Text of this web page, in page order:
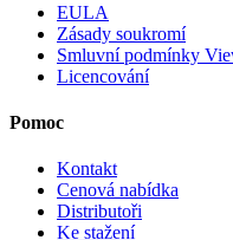
EULA
Zásady soukromí
Smluvní podmínky
Licencování
Pomoc
Kontakt
Cenová nabídka
Distributoři
Ke stažení